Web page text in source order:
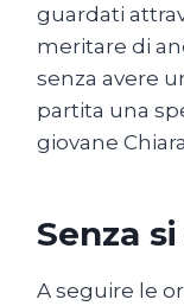
guardati
meritare di
senza avere
partita una
giovane
Senza
A seguire le